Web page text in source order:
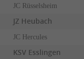
JC Rüsselsheim
JZ Heubach
JC Hercules
KSV Esslingen